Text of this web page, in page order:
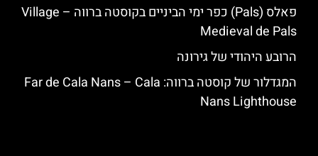
פאלס (Pals) כפר ימי הביניים בקוסטה ברווה – ‪‪Village
Medieval de Pals‬‬
הרובע היהודי של גירונה
המגדלור של קוסטה ברווה: ‪‪Far de Cala Nans – Cala
Nans Lighthouse‬‬